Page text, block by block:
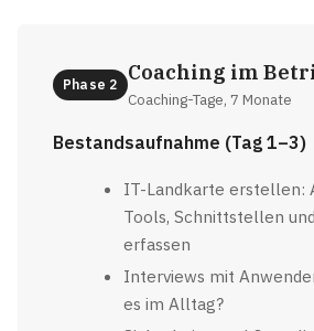
Phase 2 Coaching im
Coaching-Tage, 7 Monate
Bestandsaufnahme (Tag 1–3)
IT-Landkarte erstellen:
Tools, Schnittstellen
erfassen
Interviews mit
es im Alltag?